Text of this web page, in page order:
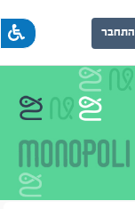
התחבר